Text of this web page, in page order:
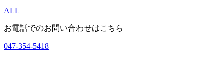
ALL
お電話でのお問い合わせはこちら
047-354-5418